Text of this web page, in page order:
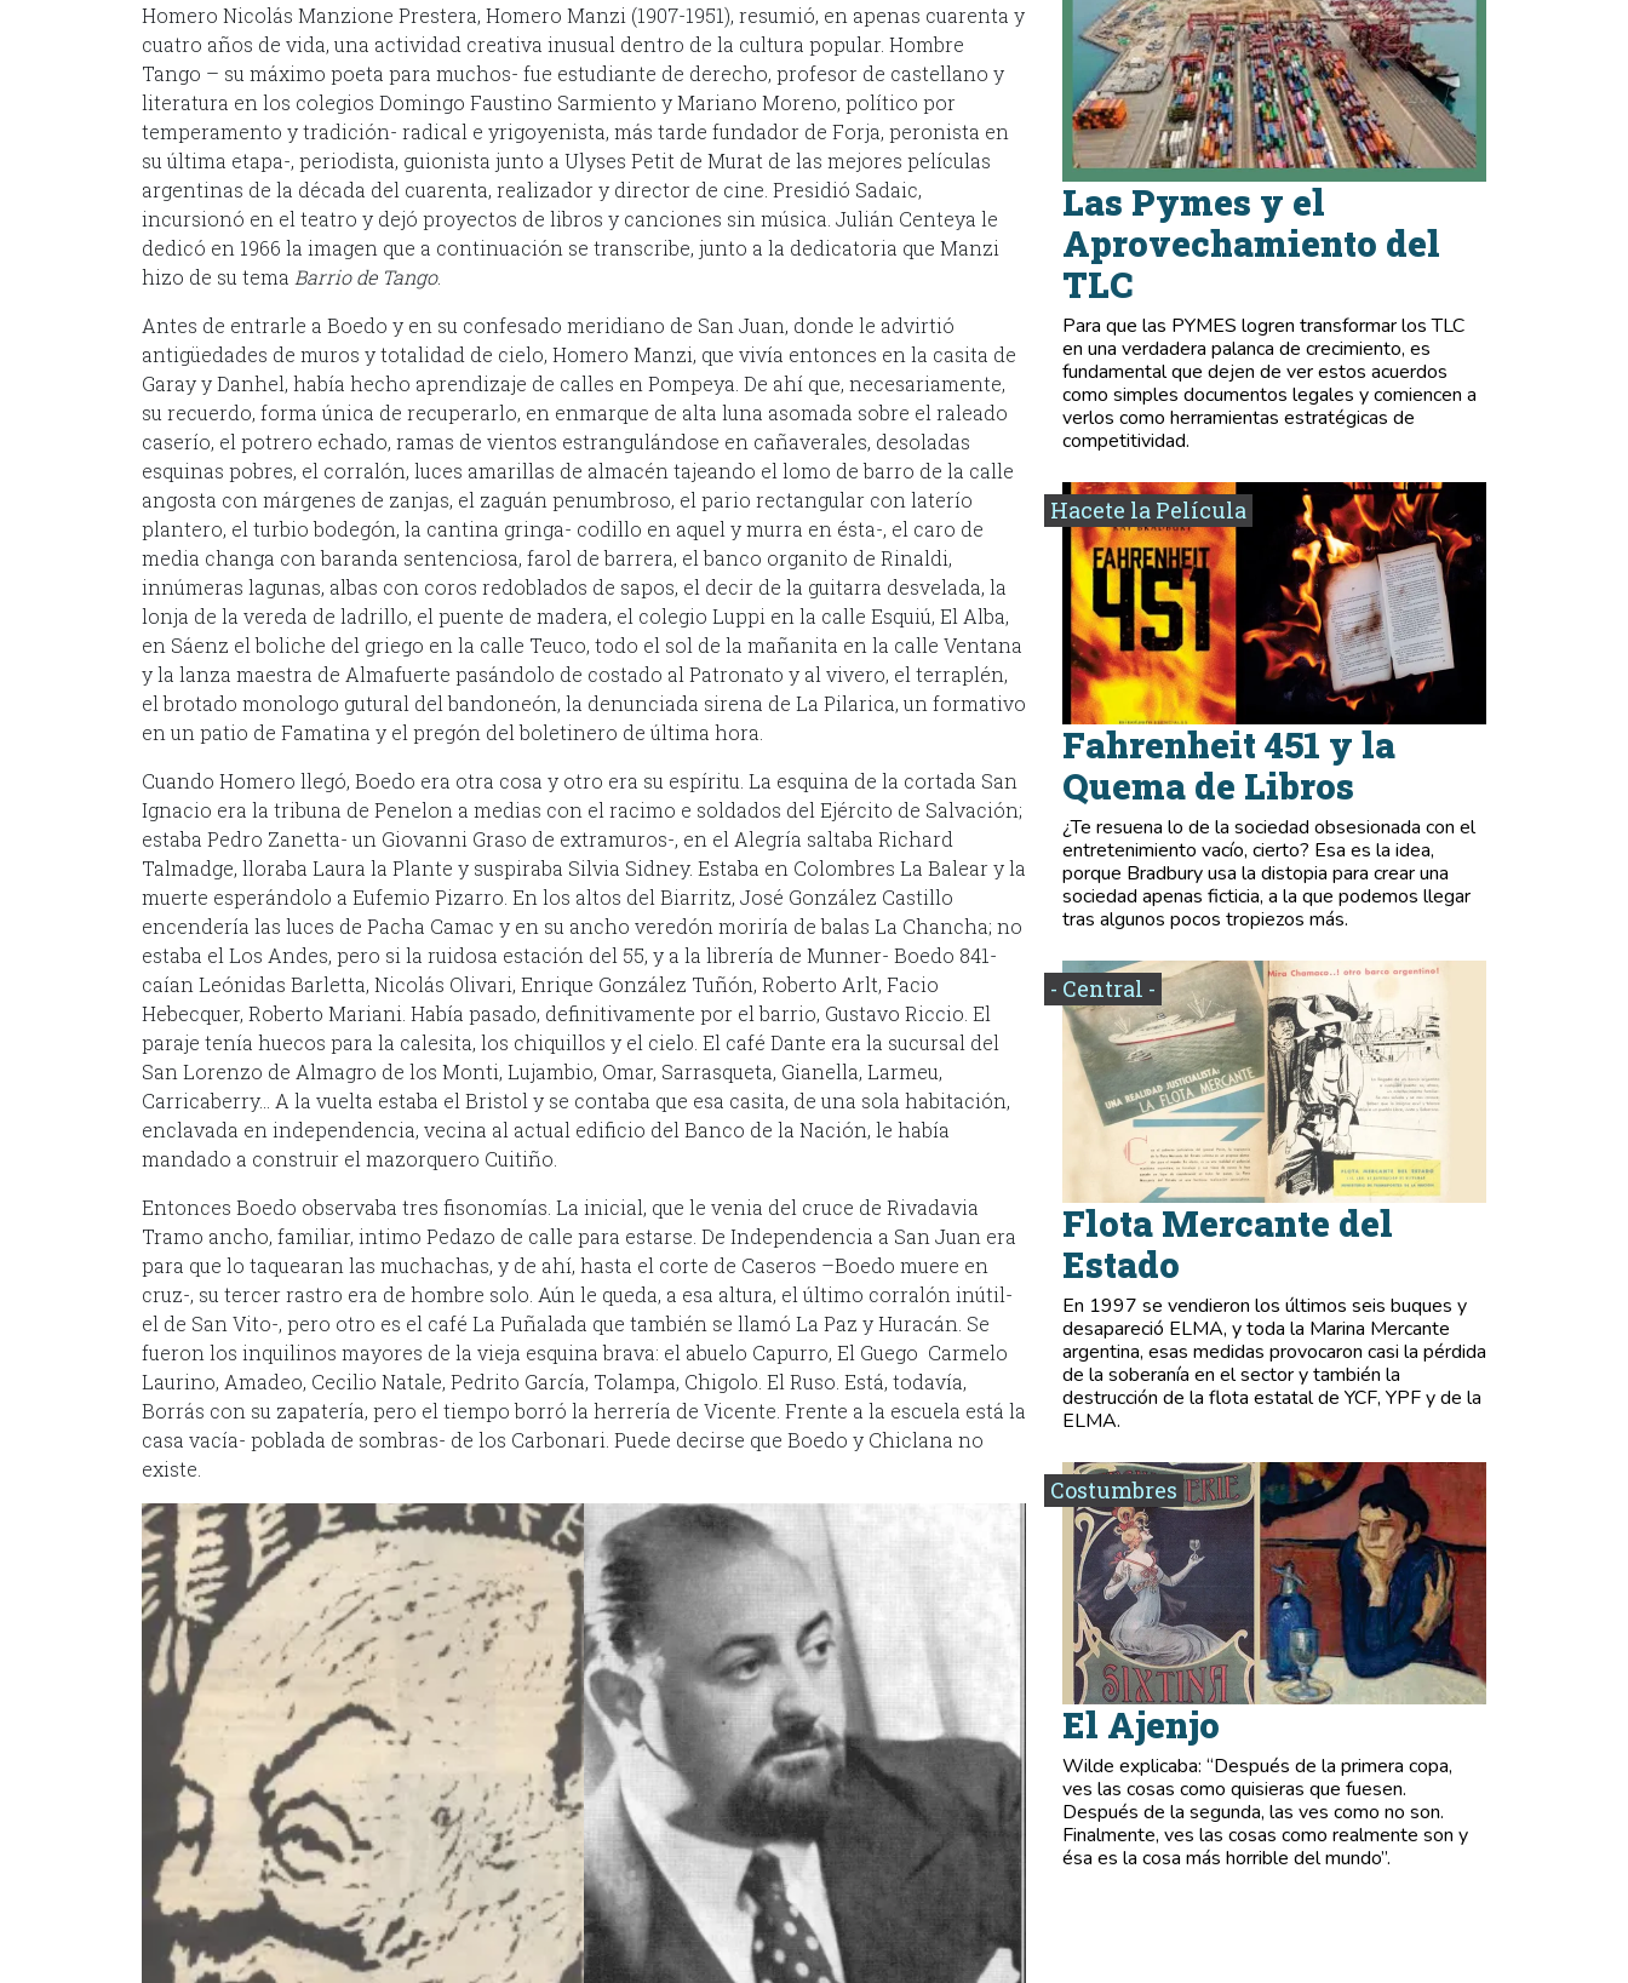
Homero Nicolás Manzione Prestera, Homero Manzi (1907-1951), resumió, en apenas cuarenta y
cuatro años de vida, una actividad creativa inusual dentro de la cultura popular. Hombre
Tango – su máximo poeta para muchos- fue estudiante de derecho, profesor de castellano y
literatura en los colegios Domingo Faustino Sarmiento y Mariano Moreno, político por
temperamento y tradición- radical e yrigoyenista, más tarde fundador de Forja, peronista en
su última etapa-, periodista, guionista junto a Ulyses Petit de Murat de las mejores películas
argentinas de la década del cuarenta, realizador y director de cine. Presidió Sadaic,
incursionó en el teatro y dejó proyectos de libros y canciones sin música. Julián Centeya le
dedicó en 1966 la imagen que a continuación se transcribe, junto a la dedicatoria que Manzi
hizo de su tema Barrio de Tango.
Antes de entrarle a Boedo y en su confesado meridiano de San Juan, donde le advirtió
antigüedades de muros y totalidad de cielo, Homero Manzi, que vivía entonces en la casita de
Garay y Danhel, había hecho aprendizaje de calles en Pompeya. De ahí que, necesariamente,
su recuerdo, forma única de recuperarlo, en enmarque de alta luna asomada sobre el raleado
caserío, el potrero echado, ramas de vientos estrangulándose en cañaverales, desoladas
esquinas pobres, el corralón, luces amarillas de almacén tajeando el lomo de barro de la calle
angosta con márgenes de zanjas, el zaguán penumbroso, el pario rectangular con laterío
plantero, el turbio bodegón, la cantina gringa- codillo en aquel y murra en ésta-, el caro de
media changa con baranda sentenciosa, farol de barrera, el banco organito de Rinaldi,
innúmeras lagunas, albas con coros redoblados de sapos, el decir de la guitarra desvelada, la
lonja de la vereda de ladrillo, el puente de madera, el colegio Luppi en la calle Esquiú, El Alba,
en Sáenz el boliche del griego en la calle Teuco, todo el sol de la mañanita en la calle Ventana
y la lanza maestra de Almafuerte pasándolo de costado al Patronato y al vivero, el terraplén,
el brotado monologo gutural del bandoneón, la denunciada sirena de La Pilarica, un formativo
en un patio de Famatina y el pregón del boletinero de última hora.
Cuando Homero llegó, Boedo era otra cosa y otro era su espíritu. La esquina de la cortada San
Ignacio era la tribuna de Penelon a medias con el racimo e soldados del Ejército de Salvación;
estaba Pedro Zanetta- un Giovanni Graso de extramuros-, en el Alegría saltaba Richard
Talmadge, lloraba Laura la Plante y suspiraba Silvia Sidney. Estaba en Colombres La Balear y la
muerte esperándolo a Eufemio Pizarro. En los altos del Biarritz, José González Castillo
encendería las luces de Pacha Camac y en su ancho veredón moriría de balas La Chancha; no
estaba el Los Andes, pero si la ruidosa estación del 55, y a la librería de Munner- Boedo 841-
caían Leónidas Barletta, Nicolás Olivari, Enrique González Tuñón, Roberto Arlt, Facio
Hebecquer, Roberto Mariani. Había pasado, definitivamente por el barrio, Gustavo Riccio. El
paraje tenía huecos para la calesita, los chiquillos y el cielo. El café Dante era la sucursal del
San Lorenzo de Almagro de los Monti, Lujambio, Omar, Sarrasqueta, Gianella, Larmeu,
Carricaberry… A la vuelta estaba el Bristol y se contaba que esa casita, de una sola habitación,
enclavada en independencia, vecina al actual edificio del Banco de la Nación, le había
mandado a construir el mazorquero Cuitiño.
Entonces Boedo observaba tres fisonomías. La inicial, que le venia del cruce de Rivadavia
Tramo ancho, familiar, intimo Pedazo de calle para estarse. De Independencia a San Juan era
para que lo taquearan las muchachas, y de ahí, hasta el corte de Caseros –Boedo muere en
cruz-, su tercer rastro era de hombre solo. Aún le queda, a esa altura, el último corralón inútil-
el de San Vito-, pero otro es el café La Puñalada que también se llamó La Paz y Huracán. Se
fueron los inquilinos mayores de la vieja esquina brava: el abuelo Capurro, El Guego Carmelo
Laurino, Amadeo, Cecilio Natale, Pedrito García, Tolampa, Chigolo. El Ruso. Está, todavía,
Borrás con su zapatería, pero el tiempo borró la herrería de Vicente. Frente a la escuela está la
casa vacía- poblada de sombras- de los Carbonari. Puede decirse que Boedo y Chiclana no
existe.
Las Pymes y el
Aprovechamiento del
TLC
Para que las PYMES logren transformar los TLC
en una verdadera palanca de crecimiento, es
fundamental que dejen de ver estos acuerdos
como simples documentos legales y comiencen a
verlos como herramientas estratégicas de
competitividad.
Hacete la Película
Fahrenheit 451 y la
Quema de Libros
¿Te resuena lo de la sociedad obsesionada con el
entretenimiento vacío, cierto? Esa es la idea,
porque Bradbury usa la distopia para crear una
sociedad apenas ficticia, a la que podemos llegar
tras algunos pocos tropiezos más.
- Central -
Flota Mercante del
Estado
En 1997 se vendieron los últimos seis buques y
desapareció ELMA, y toda la Marina Mercante
argentina, esas medidas provocaron casi la pérdida
de la soberanía en el sector y también la
destrucción de la flota estatal de YCF, YPF y de la
ELMA.
Costumbres
El Ajenjo
Wilde explicaba: “Después de la primera copa,
ves las cosas como quisieras que fuesen.
Después de la segunda, las ves como no son.
Finalmente, ves las cosas como realmente son y
ésa es la cosa más horrible del mundo”.